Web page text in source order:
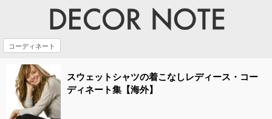
コーディネート
スウェットシャツの着こなしレディース・コー
ディネート集【海外】